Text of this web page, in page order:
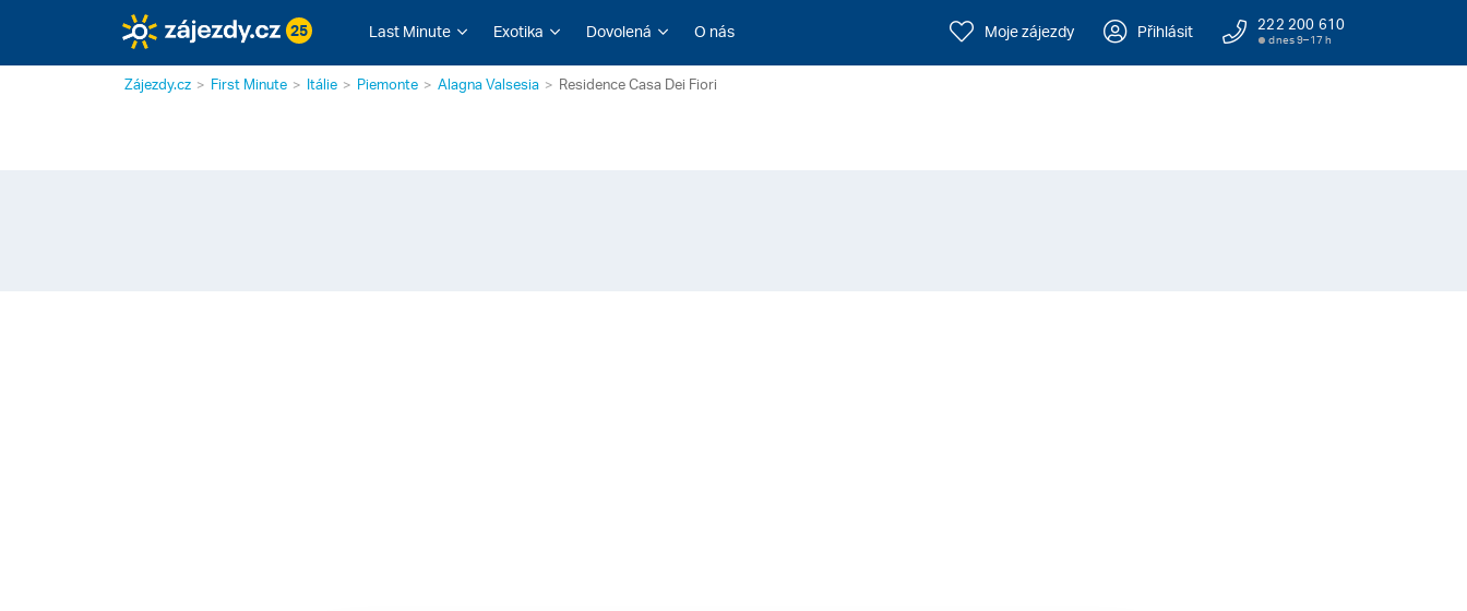
25 Last Minute Exotika Dovolená O nás Moje zájezdy Přihlásit 222 200 610
dnes 9–17 h
Zájezdy.cz First Minute Itálie Piemonte Alagna Valsesia Residence Casa Dei Fiori